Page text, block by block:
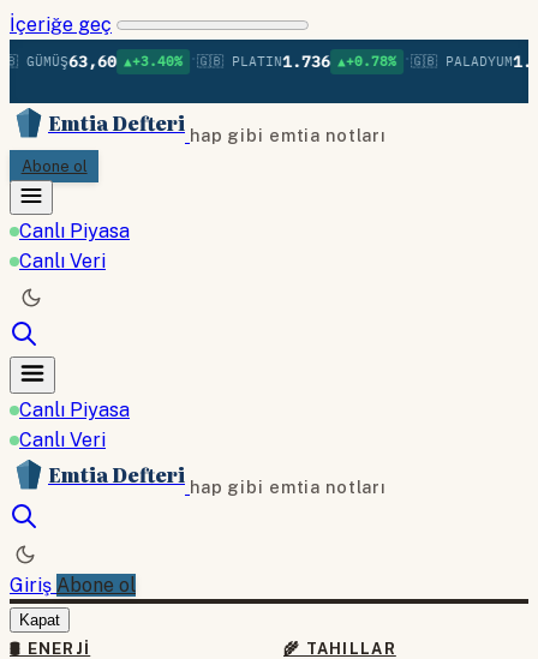
İçeriğe geç
63,60 ▲+3.40% •🇬🇧 PLATIN1.736 ▲+0.78% •🇬🇧 PALADYUM
Emtia Defteri hap gibi emtia notları
Abone ol
Canlı Piyasa
Canlı Veri
Canlı Piyasa
Canlı Veri
Emtia Defteri hap gibi emtia notları
Giriş Abone ol
Kapat
🛢 ENERJI
🌾 TAHILLAR